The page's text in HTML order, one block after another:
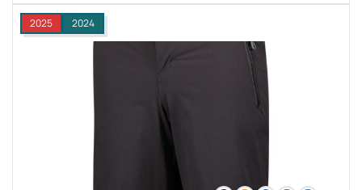
2025 2024